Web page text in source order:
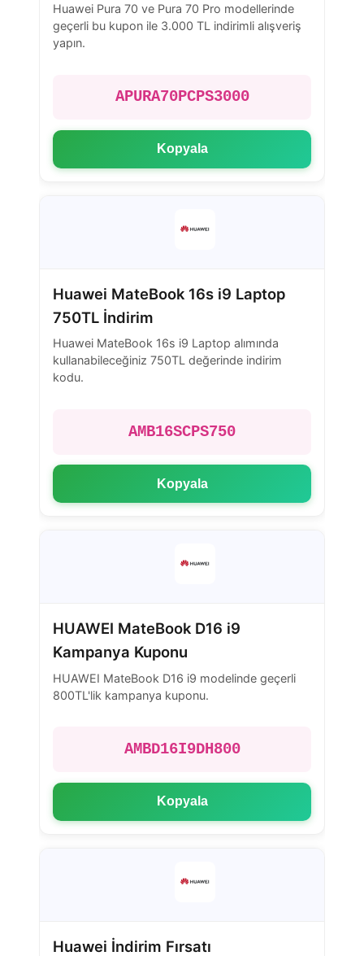
Huawei Pura 70 ve Pura 70 Pro modellerinde
geçerli bu kupon ile 3.000 TL indirimli alışveriş
yapın.
APURA70PCPS3000
Kopyala
Huawei MateBook 16s i9 Laptop
750TL İndirim
Huawei MateBook 16s i9 Laptop alımında
kullanabileceğiniz 750TL değerinde indirim
kodu.
AMB16SCPS750
Kopyala
HUAWEI MateBook D16 i9
Kampanya Kuponu
HUAWEI MateBook D16 i9 modelinde geçerli
800TL'lik kampanya kuponu.
AMBD16I9DH800
Kopyala
Huawei İndirim Fırsatı